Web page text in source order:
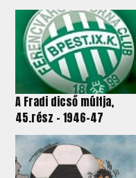
A Fradi dicső múltja,
45.rész - 1946-47